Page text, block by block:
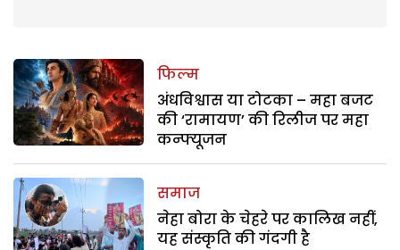
फिल्म
अंधविश्वास या टोटका – महा बजट
की ‘रामायण’ की रिलीज पर महा
कन्फ्यूजन
समाज
नेहा बोरा के चेहरे पर कालिख नहीं,
यह संस्कृति की गंदगी है